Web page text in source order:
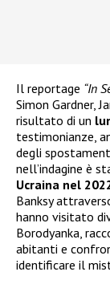
Il reportage “In
Simon Gardner,
risultato di un
testimonianze,
degli
nell’indagine è
Ucraina nel
Banksy
hanno visitato
Borodyanka,
abitanti e
identificare il